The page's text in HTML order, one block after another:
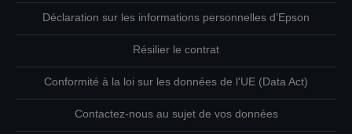
Déclaration sur les informations personnelles d’Epson
Résilier le contrat
Conformité à la loi sur les données de l'UE (Data Act)
Contactez-nous au sujet de vos données